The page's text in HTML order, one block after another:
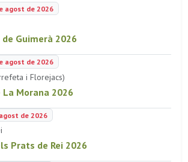
agost de 2026
Guimerà 2026
agost de 2026
i Florejacs)
Morana 2026
de 2026
Prats de Rei 2026